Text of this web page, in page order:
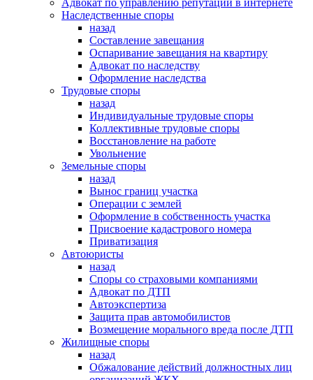
Адвокат по управлению репутаций в интернете
Наследственные споры
назад
Составление завещания
Оспаривание завещания на квартиру
Адвокат по наследству
Оформление наследства
Трудовые споры
назад
Индивидуальные трудовые споры
Коллективные трудовые споры
Восстановление на работе
Увольнение
Земельные споры
назад
Вынос границ участка
Операции с землей
Оформление в собственность участка
Присвоение кадастрового номера
Приватизация
Автоюристы
назад
Споры со страховыми компаниями
Адвокат по ДТП
Автоэкспертиза
Защита прав автомобилистов
Возмещение морального вреда после ДТП
Жилищные споры
назад
Обжалование действий должностных лиц